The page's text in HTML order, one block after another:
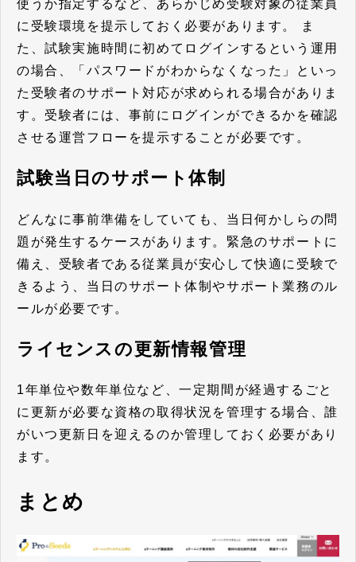
使うか指定するなど、あらかじめ受験対象の従業員
に受験環境を提示しておく必要があります。 ま
た、試験実施時間に初めてログインするという運用
の場合、「パスワードがわからなくなった」といっ
た受験者のサポート対応が求められる場合がありま
す。 受験者には、事前にログインができるかを確認
させる運営フローを提示することが必要です。
試験当日のサポート体制
どんなに事前準備をしていても、当日何かしらの問
題が発生するケースがあります。緊急のサポートに
備え、受験者である従業員が安心して快適に受験で
きるよう、 当日のサポート体制やサポート業務のル
ールが必要です。
ライセンスの更新情報管理
1年単位や数年単位など、一定期間が経過するごと
に更新が必要な資格の取得状況を管理する場合、誰
がいつ更新日を迎えるのか管理しておく必要があり
ます。
まとめ